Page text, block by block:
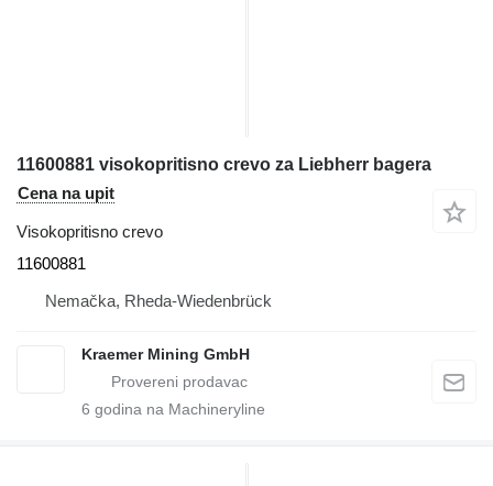
11600881 visokopritisno crevo za Liebherr bagera
Cena na upit
Visokopritisno crevo
11600881
Nemačka, Rheda-Wiedenbrück
Kraemer Mining GmbH
6 godina na Machineryline